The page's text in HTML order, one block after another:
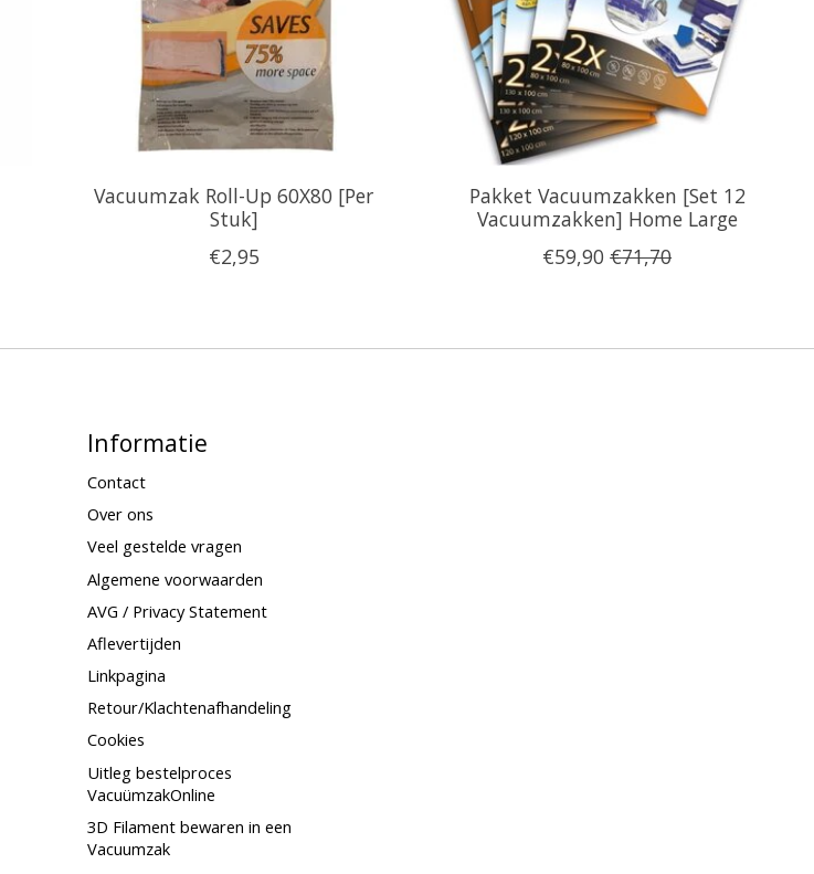
Vacuumzak Roll-Up 60X80 [Per
Stuk]
€2,95
Pakket Vacuumzakken [Set 12
Vacuumzakken] Home Large
€59,90 €71,70
Informatie
Contact
Over ons
Veel gestelde vragen
Algemene voorwaarden
AVG / Privacy Statement
Aflevertijden
Linkpagina
Retour/Klachtenafhandeling
Cookies
Uitleg bestelproces
VacuümzakOnline
3D Filament bewaren in een
Vacuumzak